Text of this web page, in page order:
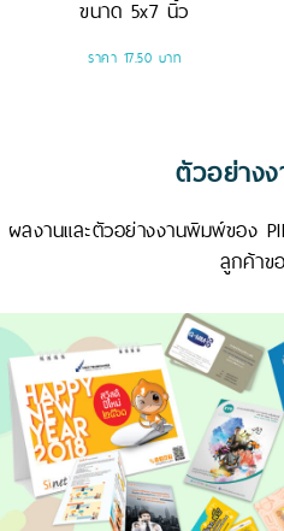
ขนาด 5x7นิ้ว
ราคา 17.50 บาท
ตัวอย่าง
ผลงานและตัวอย่างงานพิมพ์ของ
ลูกค้าข